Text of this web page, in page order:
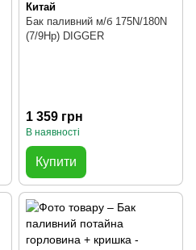
Китай
Бак паливний м/б 175N/180N
(7/9Hp) DIGGER
1 359 грн
В наявності
Купити